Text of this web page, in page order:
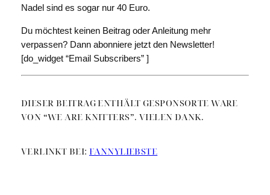
Nadel sind es sogar nur 40 Euro.
Du möchtest keinen Beitrag oder Anleitung mehr
verpassen? Dann abonniere jetzt den Newsletter!
[do_widget “Email Subscribers” ]
DIESER BEITRAG ENTHÄLT GESPONSORTE WARE
VON “WE ARE KNITTERS”. VIELEN DANK.
VERLINKT BEI: FANNYLIEBSTE